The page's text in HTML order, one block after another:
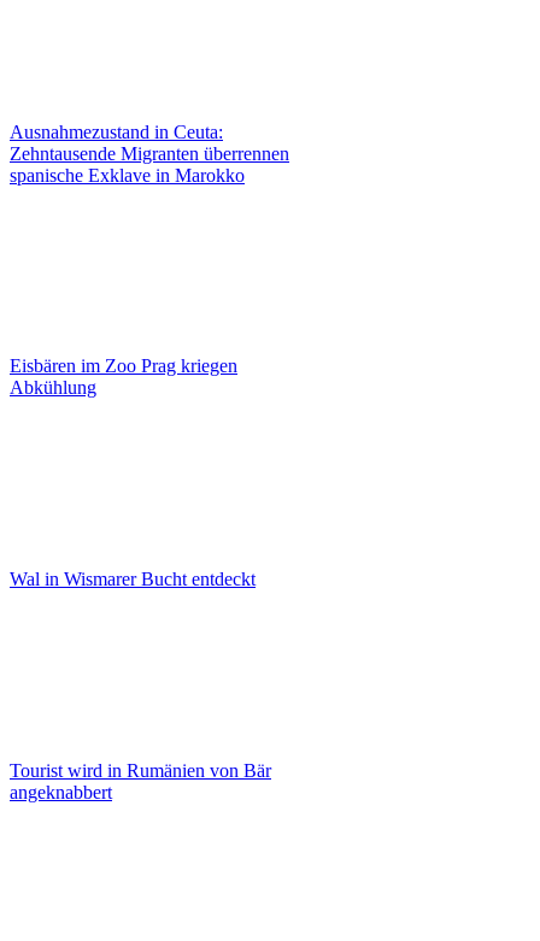
Ausnahmezustand in Ceuta:
Zehntausende Migranten überrennen
spanische Exklave in Marokko
Eisbären im Zoo Prag kriegen
Abkühlung
Wal in Wismarer Bucht entdeckt
Tourist wird in Rumänien von Bär
angeknabbert